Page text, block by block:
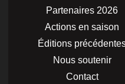
Partenaires 2026
Actions en saison
Éditions
Nous soutenir
Contact